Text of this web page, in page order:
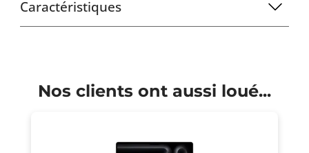
Caractéristiques
Nos clients ont aussi loué...